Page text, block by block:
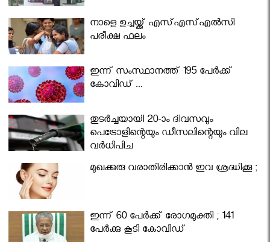
നാളെ ഉച്ചയ്ക്ക് എസ്എസ്എല്‍സി
പരീക്ഷ ഫലം
ഇന്ന് സംസ്ഥാനത്ത് 195 പേര്‍ക്ക്
കോവിഡ് ...
തുടർച്ചയായി 20-ാം ദിവസവും
പെട്രോളിന്റെയും ഡീസലിന്റെയും വില
വര്‍ധിപ്പിച്ചു
മുഖക്കുരു വരാതിരിക്കാന്‍ ഇവ ശ്രദ്ധിക്കൂ ;
ഇന്ന് 60 പേർക്ക് രോഗമുക്തി ; 141
പേര്‍ക്കു കൂടി കോവിഡ്